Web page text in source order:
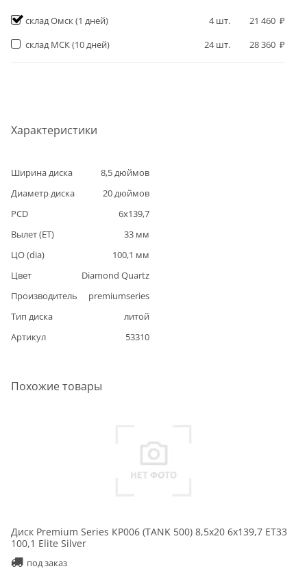
Характеристики
Ширина диска 8,5дюймов
Диаметр диска
20дюймов
PCD
6x139,7
Вылет (ET)
33 мм
ЦО (dia)
100,1 мм
Цвет
Diamond Quartz
Производитель
premiumseries
Тип диска
литой
Артикул
53310
склад Омск(1 дней) 4шт.
21 460
склад МСК(10 дней) 24шт. 28 360
Похожие товары
Диск Premium Series КР006 (TANK 500) 8,5x20 6x139,7 ET33
100,1 Elite Silver
под заказ